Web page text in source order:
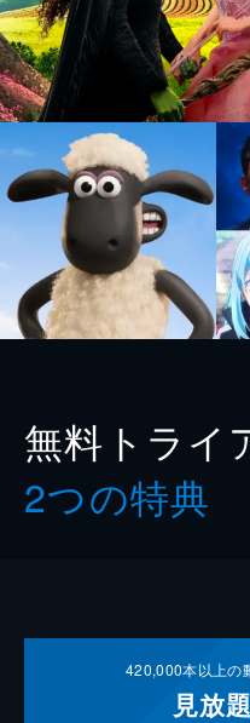
無料トライ
2つの特典
420,000本以上の
見放題